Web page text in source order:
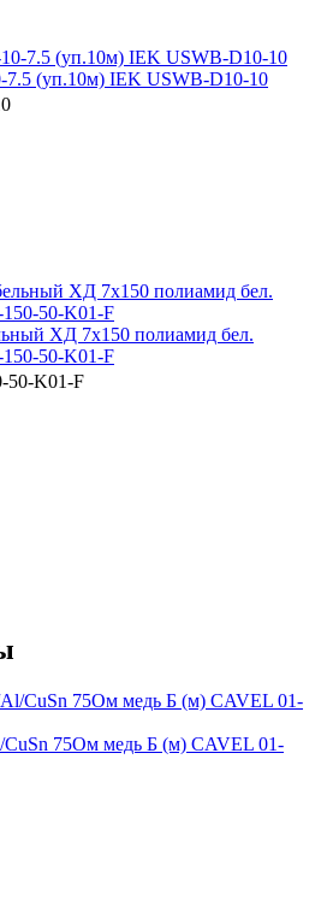
(уп.10м) IEK USWB-D10-10
ХД 7х150 полиамид бел.
50-K01-F
50-K01-F
75Ом медь Б (м) CAVEL 01-